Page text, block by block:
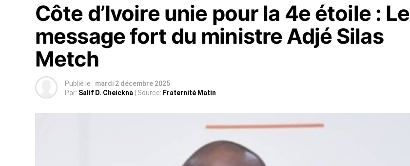
Côte d’Ivoire unie pour la 4e étoile : Le
message fort du ministre Adjé Silas
Metch
Publié le : mardi 2 décembre 2025
Par: Salif D. Cheickna | Source: Fraternité Matin